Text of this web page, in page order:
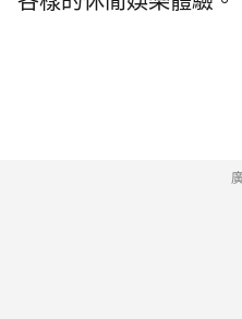
各樣的休閒娛樂體驗。